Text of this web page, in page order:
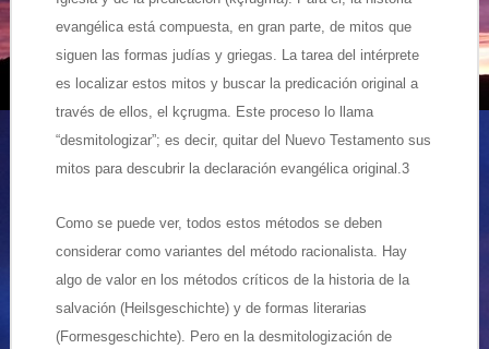
evangélica está compuesta, en gran parte, de mitos que
siguen las formas judías y griegas. La tarea del intérprete
es localizar estos mitos y buscar la predicación original a
través de ellos, el kçrugma. Este proceso lo llama
“desmitologizar”; es decir, quitar del Nuevo Testamento sus
mitos para descubrir la declaración evangélica original.3
Como se puede ver, todos estos métodos se deben
considerar como variantes del método racionalista. Hay
algo de valor en los métodos críticos de la historia de la
salvación (Heilsgeschichte) y de formas literarias
(Formesgeschichte). Pero en la desmitologización de